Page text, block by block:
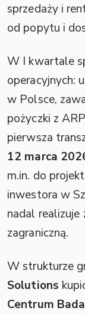
sprzedaży i
od popytu i
W I kwartale
operacyjnych:
w Polsce,
pożyczki z
pierwsza
12 marca
m.in. do
inwestora w
nadal realizuje
zagraniczną.
W strukturze
Solutions
Centrum